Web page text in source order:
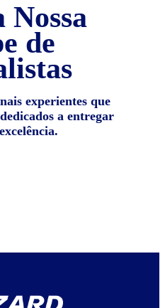
Nossa
de
experientes que
a entregar